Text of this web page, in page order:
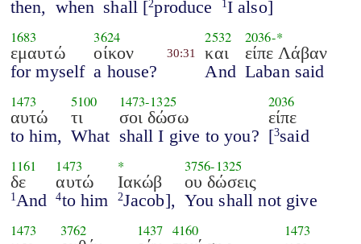
then, when shall [2produce 1 I also]
1683
εμαυτώ
for myself
3624
οίκον
a house?
30:31
2532
και
And
2036-*
είπε Λάβαν
Laban said
1473
αυτώ
to him,
5100
τι
What
1473-1325
σοι δώσω
shall I give to you?
2036
είπε
[3said
1161
δε
1 And
1473
αυτώ
4to him
*
Ιακώβ
2Jacob],
3756-1325
ου δώσεις
You shall not give
1473 3762 1437 4160 1473